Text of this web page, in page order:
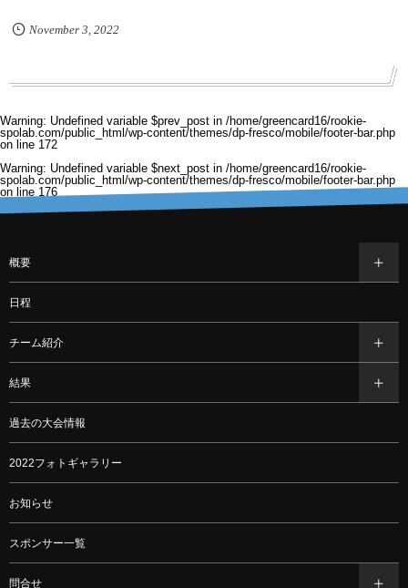
November 3, 2022
Warning: Undefined variable $prev_post in /home/greencard16/rookie-
spolab.com/public_html/wp-content/themes/dp-fresco/mobile/footer-bar.php
on line 172
Warning: Undefined variable $next_post in /home/greencard16/rookie-
spolab.com/public_html/wp-content/themes/dp-fresco/mobile/footer-bar.php
on line 176
概要
日程
チーム紹介
結果
過去の大会情報
2022フォトギャラリー
お知らせ
スポンサー一覧
問合せ